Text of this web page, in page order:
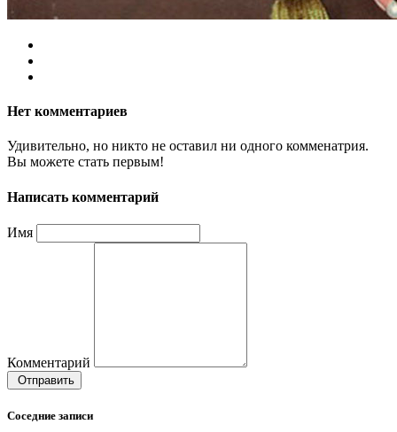
Нет комментариев
Удивительно, но никто не оставил ни одного комменатрия.
Вы можете стать первым!
Написать комментарий
Имя
Комментарий
Отправить
Соседние записи